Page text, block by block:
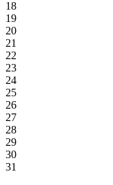
18
19
20
21
22
23
24
25
26
27
28
29
30
31